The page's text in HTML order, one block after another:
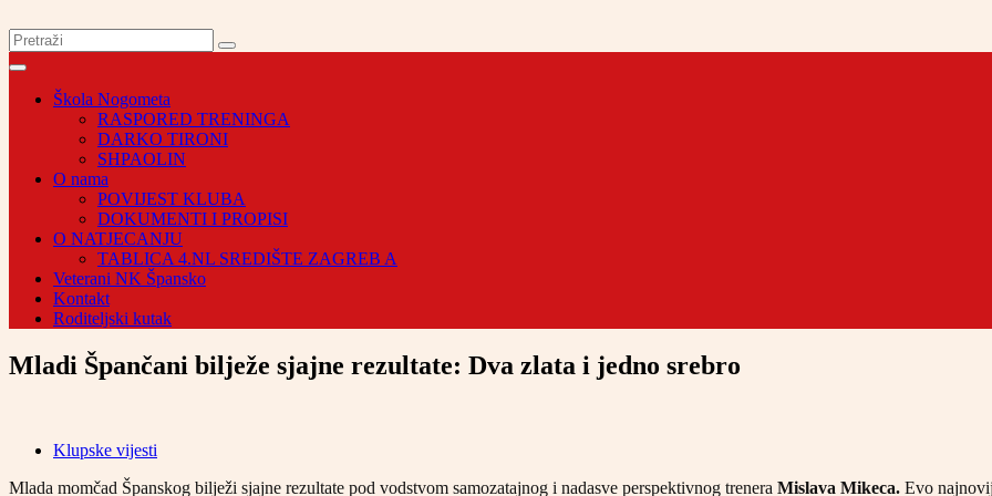
Škola Nogometa
RASPORED TRENINGA
DARKO TIRONI
SHPAOLIN
O nama
POVIJEST KLUBA
DOKUMENTI I PROPISI
O NATJECANJU
TABLICA 4.NL SREDIŠTE ZAGREB A
Veterani NK Špansko
Kontakt
Roditeljski kutak
Mladi Špančani bilježe sjajne rezultate: Dva zlata i jedno srebro
Klupske vijesti
Mlada momčad Španskog bilježi sjajne rezultate pod vodstvom samozatajnog i nadasve perspektivnog trenera Mislava Mikeca. Evo